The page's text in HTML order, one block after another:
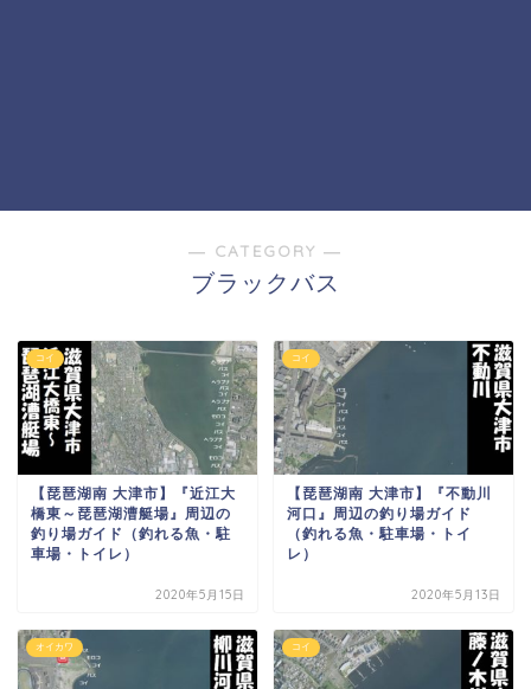
― CATEGORY ―
ブラックバス
コイ
【琵琶湖南 大津市】『近江大
橋東～琵琶湖漕艇場』周辺の
釣り場ガイド（釣れる魚・駐
車場・トイレ）
2020年5月15日
コイ
【琵琶湖南 大津市】『不動川
河口』周辺の釣り場ガイド
（釣れる魚・駐車場・トイ
レ）
2020年5月13日
オイカワ コイ